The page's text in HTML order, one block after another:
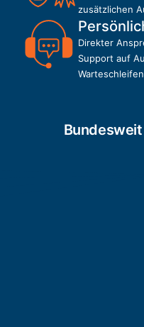
zusätzlichen
Direkter
Support auf